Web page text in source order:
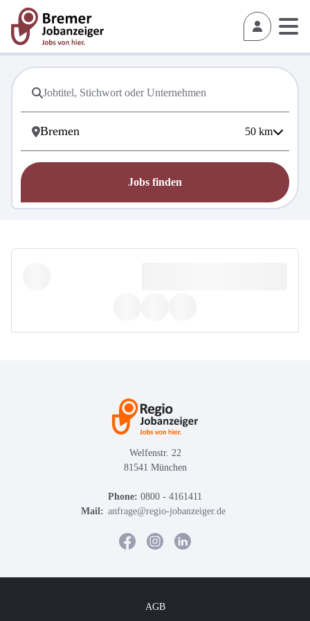
50 km
Jobs finden
Welfenstr. 22
81541 München
Phone: 0800 - 4161411
Mail: anfrage@regio-jobanzeiger.de
AGB